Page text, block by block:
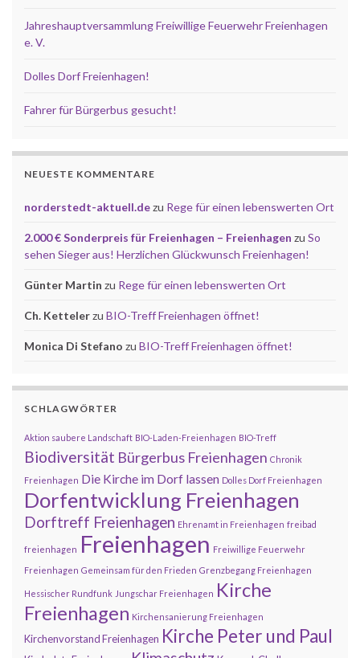
Jahreshauptversammlung Freiwillige Feuerwehr Freienhagen
e. V.
Dolles Dorf Freienhagen!
Fahrer für Bürgerbus gesucht!
NEUESTE KOMMENTARE
norderstedt-aktuell.dezu Rege für einen lebenswerten Ort
2.000 € Sonderpreis für Freienhagen – Freienhagen zu So
sehen Sieger aus! Herzlichen Glückwunsch Freienhagen!
Günter Martin zu Rege für einen lebenswerten Ort
Ch. Kettelerzu BIO-Treff Freienhagen öffnet!
Monica Di Stefano zu BIO-Treff Freienhagen öffnet!
SCHLAGWÖRTER
Aktion saubere Landschaft BIO-Laden-Freienhagen BIO-Treff
Biodiversität Bürgerbus Freienhagen Chronik
Freienhagen Die Kirche im Dorf lassen Dolles Dorf Freienhagen
Dorfentwicklung Freienhagen
Dorftreff Freienhagen Ehrenamt in Freienhagen freibad
freienhagen Freienhagen Freiwillige Feuerwehr
Freienhagen Gemeinsam für den Frieden Grenzbegang Freienhagen
Hessischer Rundfunk Jungschar Freienhagen Kirche
Freienhagen Kirchensanierung Freienhagen
Kirchenvorstand Freienhagen Kirche Peter und Paul